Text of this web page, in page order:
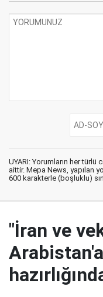
UYARI: Yorumların her
aittir. Mepa News, yapılan
600 karakterle (boşluklu)
"İran ve
Arabistan'a